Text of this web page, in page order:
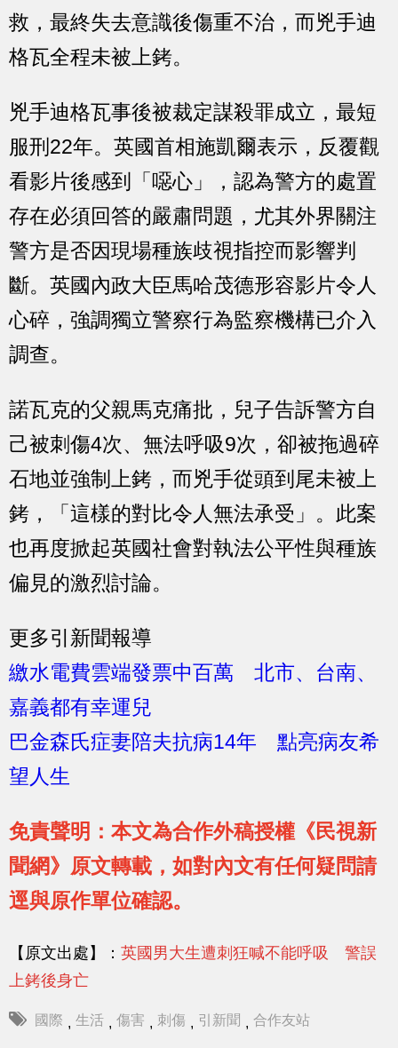
救，最終失去意識後傷重不治，而兇手迪
格瓦全程未被上銬。
兇手迪格瓦事後被裁定謀殺罪成立，最短
服刑22年。英國首相施凱爾表示，反覆觀
看影片後感到「噁心」，認為警方的處置
存在必須回答的嚴肅問題，尤其外界關注
警方是否因現場種族歧視指控而影響判
斷。英國內政大臣馬哈茂德形容影片令人
心碎，強調獨立警察行為監察機構已介入
調查。
諾瓦克的父親馬克痛批，兒子告訴警方自
己被刺傷4次、無法呼吸9次，卻被拖過碎
石地並強制上銬，而兇手從頭到尾未被上
銬，「這樣的對比令人無法承受」。此案
也再度掀起英國社會對執法公平性與種族
偏見的激烈討論。
更多引新聞報導
繳水電費雲端發票中百萬 北市、台南、
嘉義都有幸運兒
巴金森氏症妻陪夫抗病14年 點亮病友希
望人生
免責聲明：本文為合作外稿授權《民視新
聞網》原文轉載，如對內文有任何疑問請
逕與原作單位確認。
【原文出處】： 英國男大生遭刺狂喊不能呼吸 警誤
上銬後身亡
國際 , 生活 , 傷害 , 刺傷 , 引新聞 , 合作友站